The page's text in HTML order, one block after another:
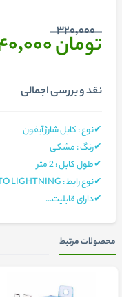
320,000
تومان 240,000
نقد و بررسی اجمالی
✔نوع : کابل شارژ آیفون
✔رنگ : مشکی
✔طول کابل : 2 متر
✔نوع رابط : USB TO LIGHTNING
✔دارای قابلیت...
محصولات مرتبط